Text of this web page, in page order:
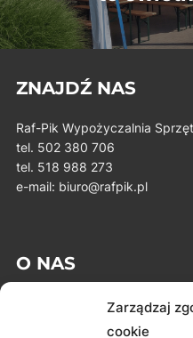
Zarządzaj
cookie
ZNAJDŹ NAS
Raf-Pik Wypożyczalnia
tel. 502 380 706
tel. 518 988 273
e-mail: biuro@rafpik.pl
O NAS
Raf-Pik to rodzinne